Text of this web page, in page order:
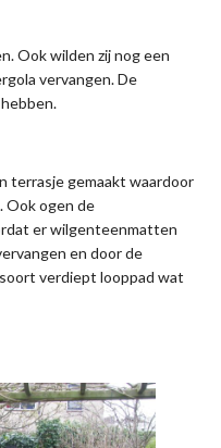
Ook wilden zij nog een
vervangen. De
terrasje gemaakt waardoor
Ook ogen de
er wilgenteenmatten
en door de
verdiept looppad wat